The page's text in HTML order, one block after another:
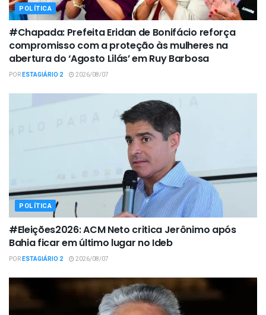
POLÍTICA
#Chapada: Prefeita Eridan de Bonifácio reforça
compromisso com a proteção às mulheres na
abertura do ‘Agosto Lilás’ em Ruy Barbosa
PORESTAGIÁRIO 2 2026/08/07
POLÍTICA
#Eleições2026: ACM Neto critica Jerônimo após
Bahia ficar em último lugar no Ideb
PORESTAGIÁRIO 2 2026/08/07